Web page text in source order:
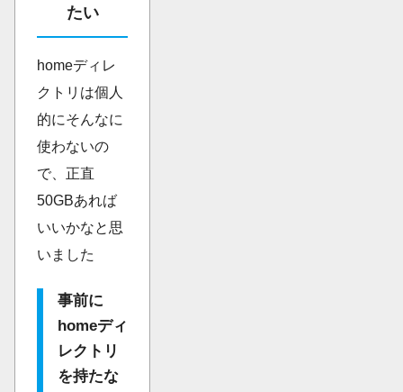
たい
homeディレ
クトリは個人
的にそんなに
使わないの
で、正直
50GBあれば
いいかなと思
いました
事前に
homeディ
レクトリ
を持たな